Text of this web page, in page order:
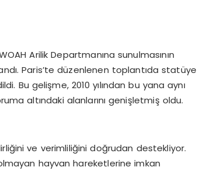
Arilik Departmanına sunulmasının
Paris’te düzenlenen toplantıda statüye
Bu gelişme, 2010 yılından bu yana aynı
altındaki alanlarını genişletmiş oldu.
ve verimliliğini doğrudan destekliyor.
hayvan hareketlerine imkan